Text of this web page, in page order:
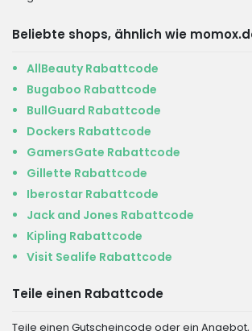
Beliebte shops, ähnlich wie
AllBeauty Rabattcode
Bugaboo Rabattcode
BullGuard Rabattcode
Dockers Rabattcode
GamersGate Rabattcode
Gillette Rabattcode
Iberostar Rabattcode
Jack and Jones Rabattcode
Kipling Rabattcode
Visit Sealife Rabattcode
Teile einen Rabattcode
Teile einen Gutscheincode oder ein